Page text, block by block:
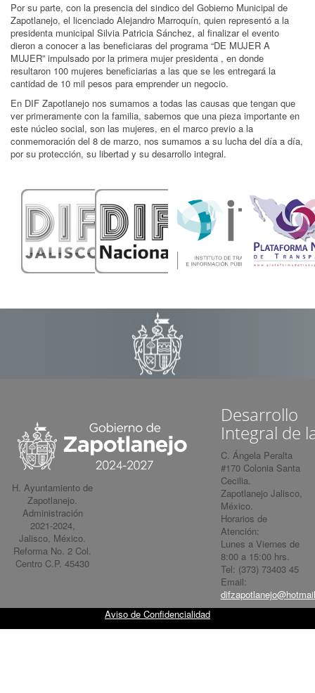
Por su parte, con la presencia del sindico del Gobierno Municipal de
Zapotlanejo, el licenciado Alejandro Marroquín, quien representó a la
presidenta municipal Silvia Patricia Sánchez, al finalizar el evento
dieron a conocer a las beneficiaras del programa “DE MUJER A
MUJER” impulsado por la primera mujer presidenta , en donde
resultaron 100 mujeres beneficiarias a las que se les entregará la
cantidad de 10 mil pesos para emprender un negocio.
En DIF Zapotlanejo nos sumamos a todas las causas que tengan que
ver primeramente con la familia, sabemos que una pieza importante en
este núcleo social, son las mujeres, en el marco previo a la
conmemoración del 8 de marzo, nos sumamos a su lucha del día a día,
por su protección, su libertad y su desarrollo integral.
H. Ayuntamiento de
Zapotlanejo.
Administración
2021-2024,
Jalisco, México.
Reforma No. 2 Col.
Centro C.P. 45430
Desarrollo
Integral de
C. Ángela Peralta
#170 Colonia Santa
Cecilia.
Zapotlanejo Jalisco,
México.
Horarios de
Atención:
Lunes a Viernes de
8:00 a 15:00 hrs.
Tel: (373) 73403 45
Email:
Aviso de Confidencialidad